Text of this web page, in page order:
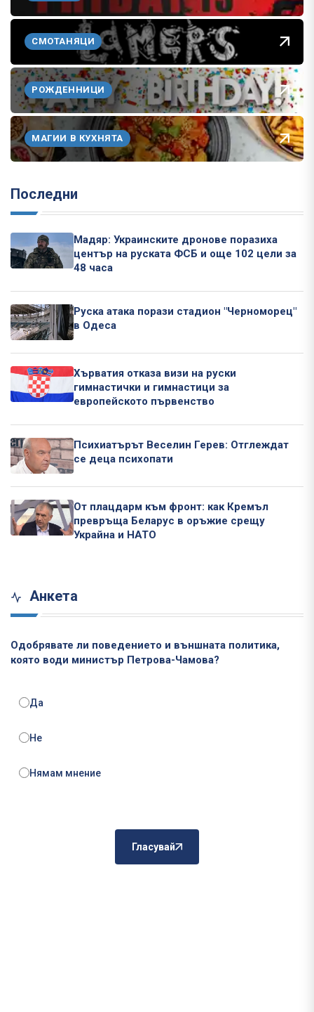
СМОТАНЯЦИ
РОЖДЕННИЦИ
МАГИИ В КУХНЯТА
Последни
Мадяр: Украинските дронове поразиха
център на руската ФСБ и още 102 цели за
48 часа
Руска атака порази стадион "Черноморец"
в Одеса
Хърватия отказа визи на руски
гимнастички и гимнастици за
европейското първенство
Психиатърът Веселин Герев: Отглеждат
се деца психопати
От плацдарм към фронт: как Кремъл
превръща Беларус в оръжие срещу
Украйна и НАТО
Анкета
Одобрявате ли поведението и външната политика,
която води министър Петрова-Чамова?
Да
Не
Нямам мнение
Гласувай